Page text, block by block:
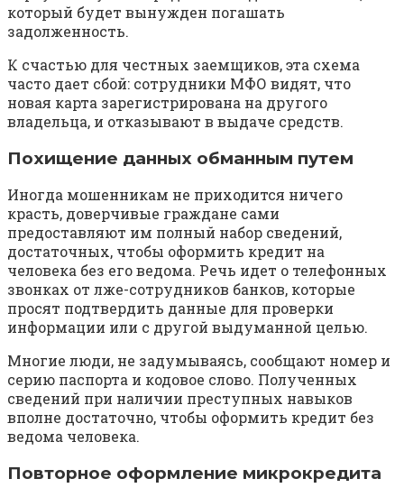
который будет вынужден погашать
задолженность.
К счастью для честных заемщиков, эта схема
часто дает сбой: сотрудники МФО видят, что
новая карта зарегистрирована на другого
владельца, и отказывают в выдаче средств.
Похищение данных обманным путем
Иногда мошенникам не приходится ничего
красть, доверчивые граждане сами
предоставляют им полный набор сведений,
достаточных, чтобы оформить кредит на
человека без его ведома. Речь идет о телефонных
звонках от лже-сотрудников банков, которые
просят подтвердить данные для проверки
информации или с другой выдуманной целью.
Многие люди, не задумываясь, сообщают номер и
серию паспорта и кодовое слово. Полученных
сведений при наличии преступных навыков
вполне достаточно, чтобы оформить кредит без
ведома человека.
Повторное оформление микрокредита